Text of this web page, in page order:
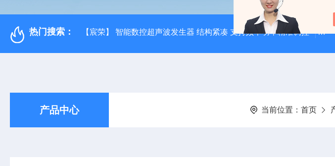
热门搜索： 【宸荣】 智能数控超声波发生器 结构紧凑 支持频率功率精准调控 【
产品中心 当前位置： 首页